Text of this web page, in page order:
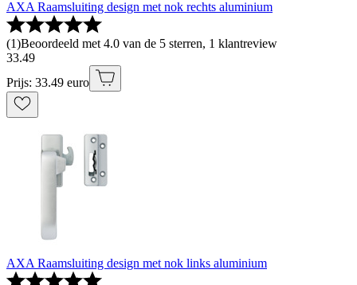
AXA Raamsluiting design met nok rechts aluminium
(1)Beoordeeld met 4.0 van de 5 sterren, 1 klantreview
33.49
Prijs: 33.49 euro
AXA Raamsluiting design met nok links aluminium